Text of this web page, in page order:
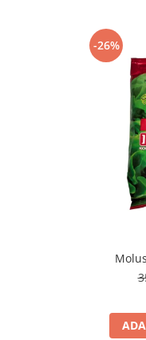
-26%